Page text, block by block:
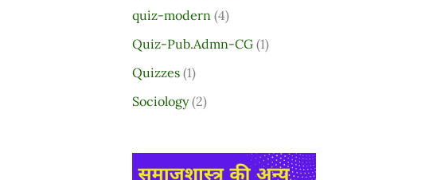
quiz-modern (4)
Quiz-Pub.Admn-CG(1)
Quizzes(1)
Sociology(2)